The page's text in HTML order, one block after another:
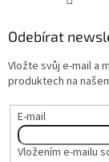
Odebírat
Vložte svůj e-mail a
produktech na
E-mail
Vložením e-mailu